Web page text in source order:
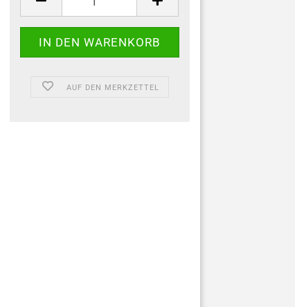
AUF DEN MERKZETTEL